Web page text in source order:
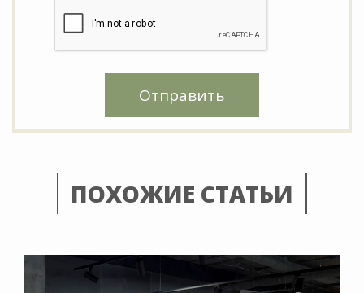
Отправить
ПОХОЖИЕ СТАТЬИ